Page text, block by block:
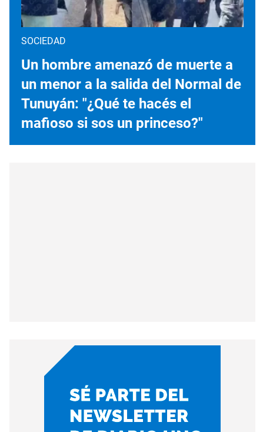
SOCIEDAD
Un hombre amenazó de muerte a
un menor a la salida del Normal de
Tunuyán: "¿Qué te hacés el
mafioso si sos un princeso?"